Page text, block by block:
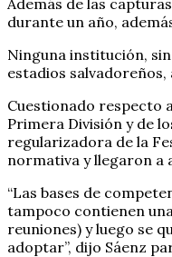
durante un año,
Ninguna institución,
estadios
Cuestionado respecto
Primera División y de
regularizadora de la
normativa y llegaron a
“Las bases de
tampoco contienen
reuniones) y luego se
adoptar”, dijo Sáenz